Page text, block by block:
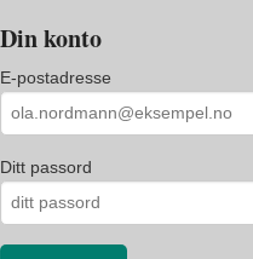
Din konto
E-postadresse
Ditt passord